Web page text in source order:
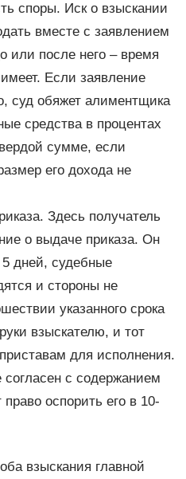
споры. Иск о взыскании
вместе с заявлением
или после него – время
Если заявление
суд обяжет алиментщика
средства в процентах
сумме, если
его дохода не
Здесь получатель
о выдаче приказа. Он
5 дней, судебные
и стороны не
указанного срока
взыскателю, и тот
для исполнения.
с содержанием
оспорить его в 10-
взыскания главной